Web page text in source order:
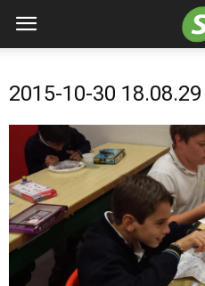
2015-10-30 18.08.29